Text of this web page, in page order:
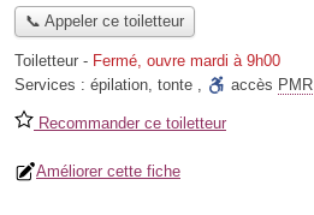
📞 Appeler ce toiletteur
Toiletteur - Fermé, ouvre mardi à 9h00
Services : épilation, tonte , accès PMR
Recommander ce toiletteur
Améliorer cette fiche